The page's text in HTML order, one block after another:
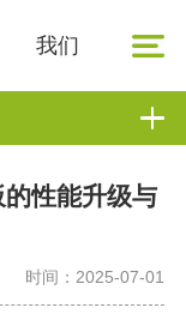
我们
性能升级与
时间：2025-07-01